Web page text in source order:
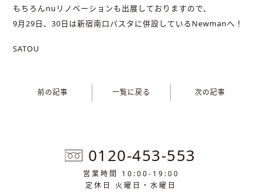
もちろんnuリノベーションも出展しておりますので、
9月29日、30日は新宿南口バスタに併設しているNewmanへ！
SATOU
前の記事 一覧に戻る 次の記事
0120-453-553
営業時間 10:00-19:00
定休日 火曜日・水曜日